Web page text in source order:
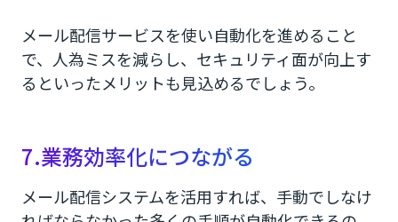
メール配信サービスを使い自動化を進めること
で、人為ミスを減らし、セキュリティ面が向上す
るといったメリットも見込めるでしょう。
7.業務効率化につながる
メール配信システムを活用すれば、手動でしなけ